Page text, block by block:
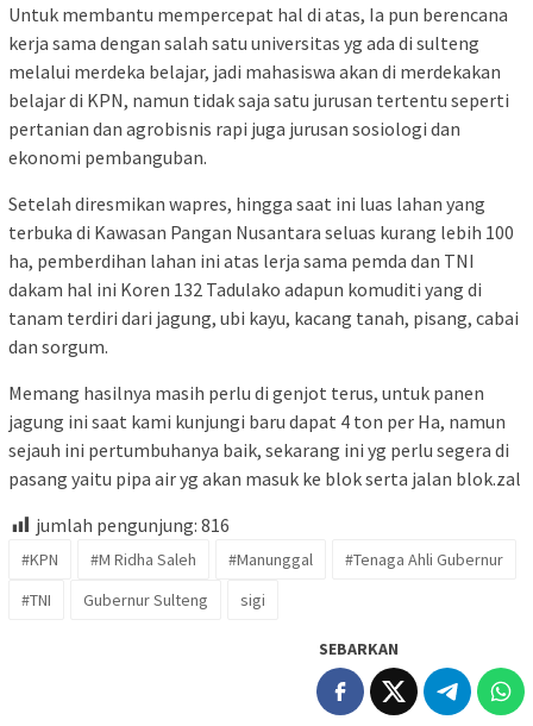
Untuk membantu mempercepat hal di atas, Ia pun berencana
kerja sama dengan salah satu universitas yg ada di sulteng
melalui merdeka belajar, jadi mahasiswa akan di merdekakan
belajar di KPN, namun tidak saja satu jurusan tertentu seperti
pertanian dan agrobisnis rapi juga jurusan sosiologi dan
ekonomi pembanguban.
Setelah diresmikan wapres, hingga saat ini luas lahan yang
terbuka di Kawasan Pangan Nusantara seluas kurang lebih 100
ha, pemberdihan lahan ini atas lerja sama pemda dan TNI
dakam hal ini Koren 132 Tadulako adapun komuditi yang di
tanam terdiri dari jagung, ubi kayu, kacang tanah, pisang, cabai
dan sorgum.
Memang hasilnya masih perlu di genjot terus, untuk panen
jagung ini saat kami kunjungi baru dapat 4 ton per Ha, namun
sejauh ini pertumbuhanya baik, sekarang ini yg perlu segera di
pasang yaitu pipa air yg akan masuk ke blok serta jalan blok.zal
jumlah pengunjung: 816
#KPN #M Ridha Saleh #Manunggal
#Tenaga Ahli Gubernur
#TNI
Gubernur Sulteng sigi
SEBARKAN